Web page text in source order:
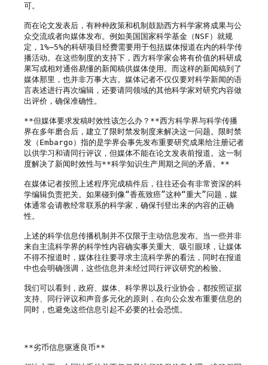
可。
而在论文发表后，有种种政策和机制鼓励西方科学家将成果与公
众交流或者向媒体发布。例如美国国家科学基金（NSF）就规
定，1%—5%的科研项目经费需要用于包括媒体报道在内的科学传
播活动。在这些制度的支持下，西方科学家会将有价值的科研成
果写成相对通俗易懂的新闻稿供媒体使用。而这样的新闻稿到了
媒体那里，也并非万事大吉。媒体记者不仅仅要对科学新闻的语
言表述进行再次编辑，还要请同领域的其他科学家对研究内容做
出评价，确保准确性。
**但媒体要求发稿时效性该怎么办？**西方科学界与科学传播
界在多年磨合后，建立了限时禁发制度来解决这一问题。限时禁
发（Embargo）指的是学界会事先发布重要研究成果给注册记者
以供学习和请同行评议，但媒体不能在论文发表前报道。这一制
度解决了新闻时效性与**科学知识生产周期之间的矛盾。**
在媒体记者按照上述程序完成稿件后，往往还会有非常资深的科
学编辑负责把关。如果碰到像“香蕉致癌”这种“重大”问题，媒
体通常会请教经常联系的科学家，确保刊登出来的内容的正确
性。
上述的科学信息传播机制并不仅限于主动信息发布。当一些并非
来自主流科学界的科学性内容确实事关重大、吸引眼球，让媒体
不得不报道时，媒体往往要寻求主流科学界的看法，同时在报道
中也会明确强调，这些信息并未经过同行评议研究的检验。
我们可以看到，政府、媒体、科学界以及行业协会，都按照证据
支持、同行评议和声音多元化的原则，在向公众发布重要信息的
同时，也避免这些信息引起不必要的社会恐慌。
**劣币信息驱逐良币**